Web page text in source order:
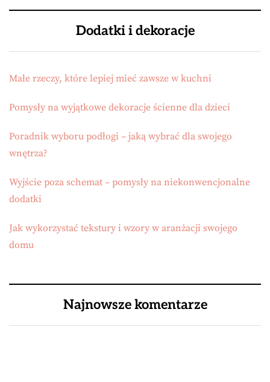
Dodatki i dekoracje
Małe rzeczy, które lepiej mieć zawsze w kuchni
Pomysły na wyjątkowe dekoracje ścienne dla dzieci
Poradnik wyboru podłogi – jaką wybrać dla swojego
wnętrza?
Wyjście poza schemat – pomysły na niekonwencjonalne
dodatki
Jak wykorzystać tekstury i wzory w aranżacji swojego
domu
Najnowsze komentarze